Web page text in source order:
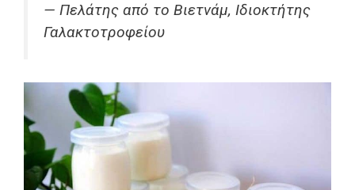
— Πελάτης από το Βιετνάμ, Ιδιοκτήτης
Γαλακτοτροφείου